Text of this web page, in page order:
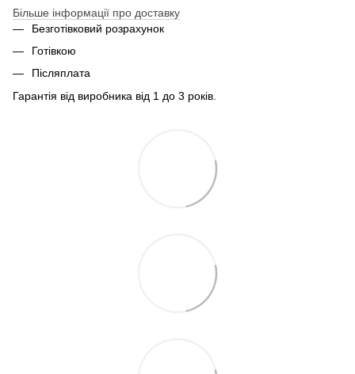
Більше інформації про доставку
Безготівковий розрахунок
Готівкою
Післяплата
Гарантія від виробника від 1 до 3 років.